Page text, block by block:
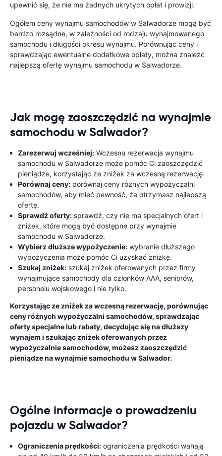
upewnić się, że nie ma żadnych ukrytych opłat i prowizji.
Ogółem ceny wynajmu samochodów w Salwadorze mogą być
bardzo rozsądne, w zależności od rodzaju wynajmowanego
samochodu i długości okresu wynajmu. Porównując ceny i
sprawdzając ewentualne dodatkowe opłaty, można znaleźć
najlepszą ofertę wynajmu samochodu w Salwadorze.
Jak mogę zaoszczędzić na wynajmie
samochodu w Salwador?
Zarezerwuj wcześniej: Wczesna rezerwacja wynajmu
samochodu w Salwadorze może pomóc Ci zaoszczędzić
pieniądze, korzystając ze zniżek za wczesną rezerwację.
Porównaj ceny: porównaj ceny różnych wypożyczalni
samochodów, aby mieć pewność, że otrzymasz najlepszą
ofertę.
Sprawdź oferty: sprawdź, czy nie ma specjalnych ofert i
zniżek, które mogą być dostępne przy wynajmie
samochodu w Salwadorze.
Wybierz dłuższe wypożyczenie: wybranie dłuższego
wypożyczenia może pomóc Ci uzyskać zniżkę.
Szukaj zniżek: szukaj zniżek oferowanych przez firmy
wynajmujące samochody dla członków AAA, seniorów,
personelu wojskowego i nie tylko.
Korzystając ze zniżek za wczesną rezerwację, porównując
ceny różnych wypożyczalni samochodów, sprawdzając
oferty specjalne lub rabaty, decydując się na dłuższy
wynajem i szukając zniżek oferowanych przez
wypożyczalnie samochodów, możesz zaoszczędzić
pieniądze na wynajmie samochodu w Salwador.
Ogólne informacje o prowadzeniu
pojazdu w Salwador?
Ograniczenia prędkości: ograniczenia prędkości wahają